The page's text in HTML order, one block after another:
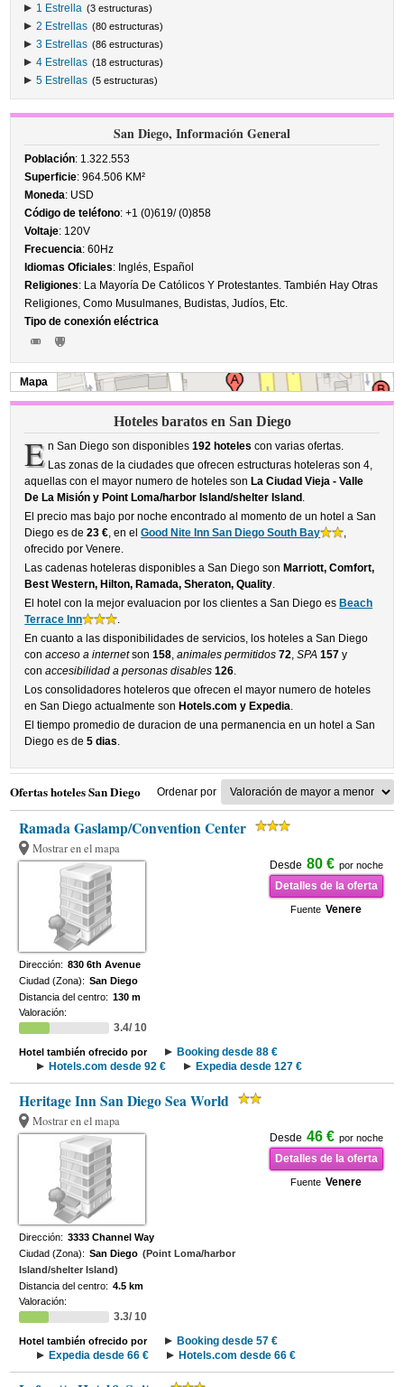
1 Estrella (3 estructuras)
2 Estrellas (80 estructuras)
3 Estrellas (86 estructuras)
4 Estrellas (18 estructuras)
5 Estrellas (5 estructuras)
San Diego, Información General
Población: 1.322.553
Superficie: 964.506 KM²
Moneda: USD
Código de teléfono: +1 (0)619/ (0)858
Voltaje: 120V
Frecuencia: 60Hz
Idiomas Oficiales: Inglés, Español
Religiones: La Mayoría De Católicos Y Protestantes. También Hay Otras
Religiones, Como Musulmanes, Budistas, Judíos, Etc.
Tipo de conexión eléctrica
Mapa
Hoteles baratos en San Diego
E n San Diego son disponibles 192 hoteles con varias ofertas.
Las zonas de la ciudades que ofrecen estructuras hoteleras son 4,
aquellas con el mayor numero de hoteles son La Ciudad Vieja - Valle
De La Misión y Point Loma/harbor Island/shelter Island .
El precio mas bajo por noche encontrado al momento de un hotel a San
Diego es de23 €, en elGood Nite Inn San Diego South Bay
,
ofrecido por Venere.
Las cadenas hoteleras disponibles a San Diego son Marriott, Comfort,
Best Western, Hilton, Ramada, Sheraton, Quality.
El hotel con la mejor evaluacion por los clientes a San Diego es Beach
Terrace Inn
.
En cuanto a las disponibilidades de servicios, los hoteles a San Diego
conacceso a internetson158,animales permitidos 72,SPA 157 y
conaccesibilidad a personas disables 126.
Los consolidadores hoteleros que ofrecen el mayor numero de hoteles
en San Diego actualmente son Hotels.com y Expedia.
El tiempo promedio de duracion de una permanencia en un hotel a San
Diego es de5 dias.
Ofertas hoteles San Diego Ordenar por
Ramada Gaslamp/Convention Center
Mostrar en el mapa
Desde 80 € por noche
Detalles de la oferta
Fuente Venere
Dirección: 830 6th Avenue
Ciudad (Zona): San Diego
Distancia del centro: 130 m
Valoración:
3.4/ 10
Hotel también ofrecido por
Booking desde 88 €
Hotels.com desde 92 €
Expedia desde 127 €
Heritage Inn San Diego Sea World
Mostrar en el mapa
Desde 46 € por noche
Detalles de la oferta
Fuente Venere
Dirección: 3333 Channel Way
Ciudad (Zona): San Diego (Point Loma/harbor
Island/shelter Island)
Distancia del centro: 4.5 km
Valoración:
3.3/ 10
Hotel también ofrecido por
Booking desde 57 €
Expedia desde 66 €
Hotels.com desde 66 €